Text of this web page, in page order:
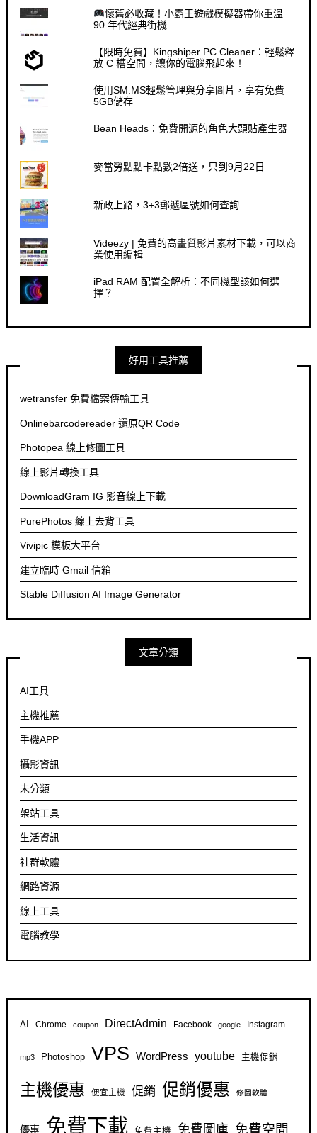
懷舊必收藏！小霸王遊戲模擬器帶你重溫
90 年代經典街機
【限時免費】Kingshiper PC Cleaner：輕鬆釋
放 C 槽空間，讓你的電腦飛起來！
使用SM.MS輕鬆管理與分享圖片，享有免費
5GB儲存
Bean Heads：免費開源的角色大頭貼產生器
麥當勞點點卡點數2倍送，只到9月22日
新政上路，3+3郵遞區號如何查詢
Videezy | 免費的高畫質影片素材下載，可以商
業使用編輯
iPad RAM 配置全解析：不同機型該如何選
擇？
好用工具推薦
wetransfer 免費檔案傳輸工具
Onlinebarcodereader 還原QR Code
Photopea 線上修圖工具
線上影片轉換工具
DownloadGram IG 影音線上下載
PurePhotos 線上去背工具
Vivipic 模板大平台
建立臨時 Gmail 信箱
Stable Diffusion AI Image Generator
文章分類
AI工具
主機推薦
手機APP
攝影資訊
未分類
架站工具
生活資訊
社群軟體
網路資源
線上工具
電腦教學
AI Chrome coupon DirectAdmin Facebook google Instagram
mp3 Photoshop VPS WordPress youtube 主機促銷
主機優惠 便宜主機 促銷 促銷優惠 修圖軟體
優惠 免費下載 免費主機 免費圖庫 免費空間